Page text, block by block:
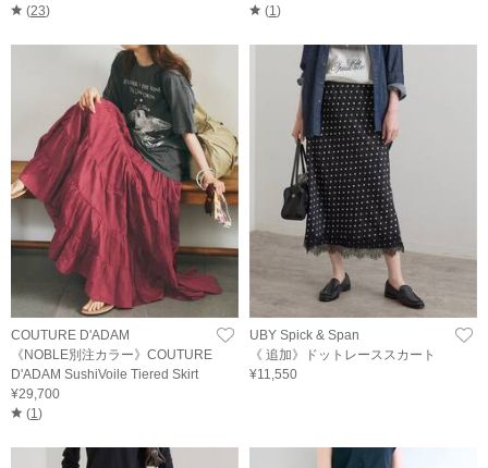
(23)
(1)
COUTURE D'ADAM
《NOBLE別注カラー》COUTURE
D'ADAM SushiVoile Tiered Skirt
¥29,700
(1 )
UBY Spick & Span
《 追加》ドットレーススカート
¥11,550